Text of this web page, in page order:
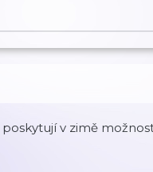
v zimě